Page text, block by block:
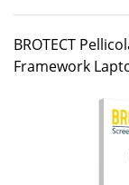
BROTECT
Framework